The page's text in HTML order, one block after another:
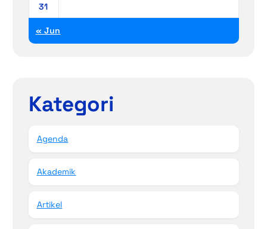
31
« Jun
Kategori
Agenda
Akademik
Artikel